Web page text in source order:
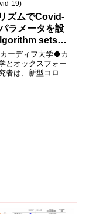
ズムでCovid-
ラメータを設
sets
for waves of
ーディフ大学◆カ
とオックスフォー
者は、新型コロナ